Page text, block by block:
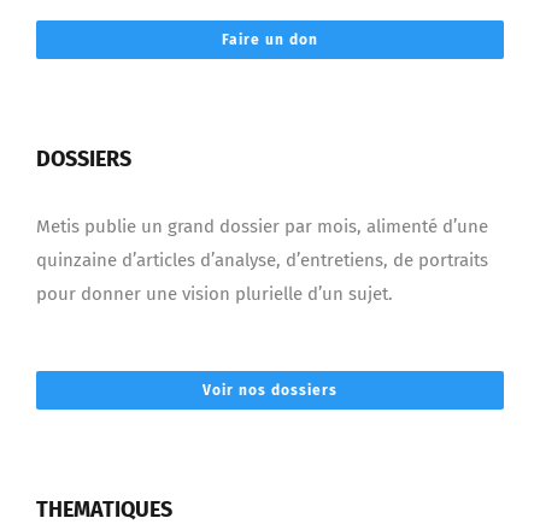
Faire un don
DOSSIERS
Metis publie un grand dossier par mois, alimenté d’une
quinzaine d’articles d’analyse, d’entretiens, de portraits
pour donner une vision plurielle d’un sujet.
Voir nos dossiers
THEMATIQUES